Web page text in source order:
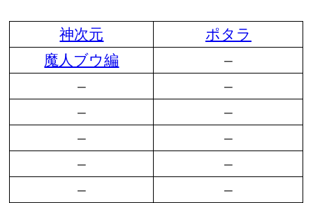
神次元
ポタラ
魔人ブウ編
–
–
–
–
–
–
–
–
–
–
–